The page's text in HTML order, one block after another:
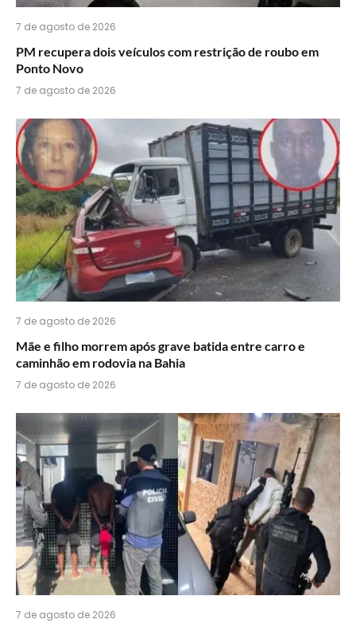
7 de agosto de 2026
PM recupera dois veículos com restrição de roubo em
Ponto Novo
7 de agosto de 2026
7 de agosto de 2026
Mãe e filho morrem após grave batida entre carro e
caminhão em rodovia na Bahia
7 de agosto de 2026
7 de agosto de 2026